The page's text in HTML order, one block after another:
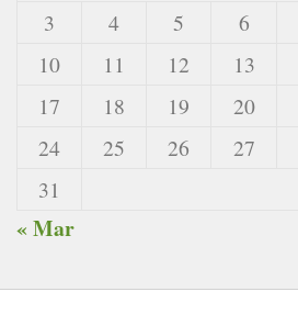
3
4 5 6
10
11 12 13
17
18 19 20
24
25 26 27
31
« Mar